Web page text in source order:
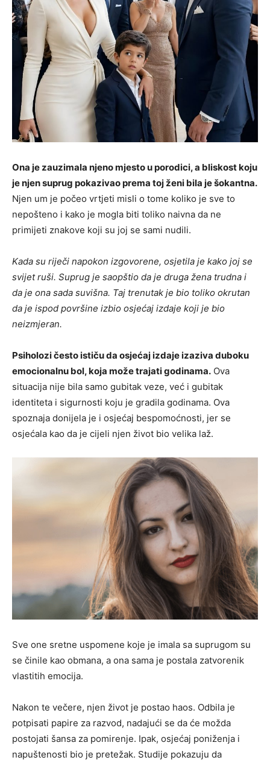
Ona je zauzimala njeno mjesto u porodici, a bliskost koju
je njen suprug pokazivao prema toj ženi bila je šokantna.
Njen um je počeo vrtjeti misli o tome koliko je sve to
nepošteno i kako je mogla biti toliko naivna da ne
primijeti znakove koji su joj se sami nudili.
Kada su riječi napokon izgovorene, osjetila je kako joj se
svijet ruši. Suprug je saopštio da je druga žena trudna i
da je ona sada suvišna. Taj trenutak je bio toliko okrutan
da je ispod površine izbio osjećaj izdaje koji je bio
neizmjeran.
Psiholozi često ističu da osjećaj izdaje izaziva duboku
emocionalnu bol, koja može trajati godinama. Ova
situacija nije bila samo gubitak veze, već i gubitak
identiteta i sigurnosti koju je gradila godinama. Ova
spoznaja donijela je i osjećaj bespomoćnosti, jer se
osjećala kao da je cijeli njen život bio velika laž.
Sve one sretne uspomene koje je imala sa suprugom su
se činile kao obmana, a ona sama je postala zatvorenik
vlastitih emocija.
Nakon te večere, njen život je postao haos. Odbila je
potpisati papire za razvod, nadajući se da će možda
postojati šansa za pomirenje. Ipak, osjećaj poniženja i
napuštenosti bio je pretežak. Studije pokazuju da